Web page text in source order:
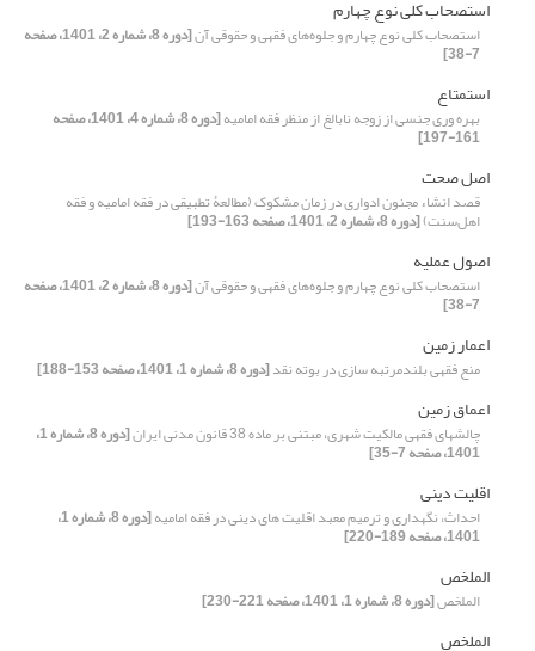
استصحاب کلى نوع چهارم
استصحاب کلی نوع چهارم و جلوه‌های فقهی و حقوقی آن [دوره 8، شماره 2، 1401، صفحه
7-38]
استمتاع
بهره وری جنسی از زوجه نابالغ از منظر فقه امامیه [دوره 8، شماره 4، 1401، صفحه
161-197]
اصل صحت
قصد انشاء مجنون ادواری در زمان مشکوک (مطالعۀ تطبیقی در فقه امامیه و فقه
اهل‌سنت)[دوره 8، شماره 2، 1401، صفحه 163-193]
اصول عملیه
استصحاب کلی نوع چهارم و جلوه‌های فقهی و حقوقی آن [دوره 8، شماره 2، 1401، صفحه
7-38]
اعمار زمین
منع فقهی بلندمرتبه سازی در بوته نقد[دوره 8، شماره 1، 1401، صفحه 153-188]
اعماق زمین
چالشهای فقهی مالکیت شهری، مبتنی بر ماده 38 قانون مدنی ایران [دوره 8، شماره 1،
1401، صفحه 7-35]
اقلیت ‌دینی
احداث، نگهداری و ترمیم معبد اقلیت های دینی در فقه امامیه [دوره 8، شماره 1،
1401، صفحه 189-220]
الملخص
الملخص[دوره 8، شماره 1، 1401، صفحه 221-230]
الملخص